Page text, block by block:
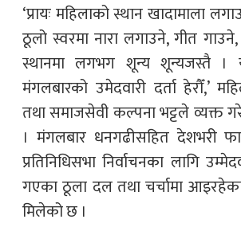
‘प्रायः महिलाको स्थान खादामाला
ठूलो स्वरमा नारा लगाउने, गीत
स्थानमा लगभग शून्य शून्यजस्तै ।
मंगलबारको उमेदवारी दर्ता हेरौँ,’
तथा समाजसेवी कल्पना भट्टले व्यक्त
। मंगलबार धनगढीसहित देशभरी
प्रतिनिधिसभा निर्वाचनका लागि
गएका ठूला दल तथा चर्चामा
मिलेको छ ।